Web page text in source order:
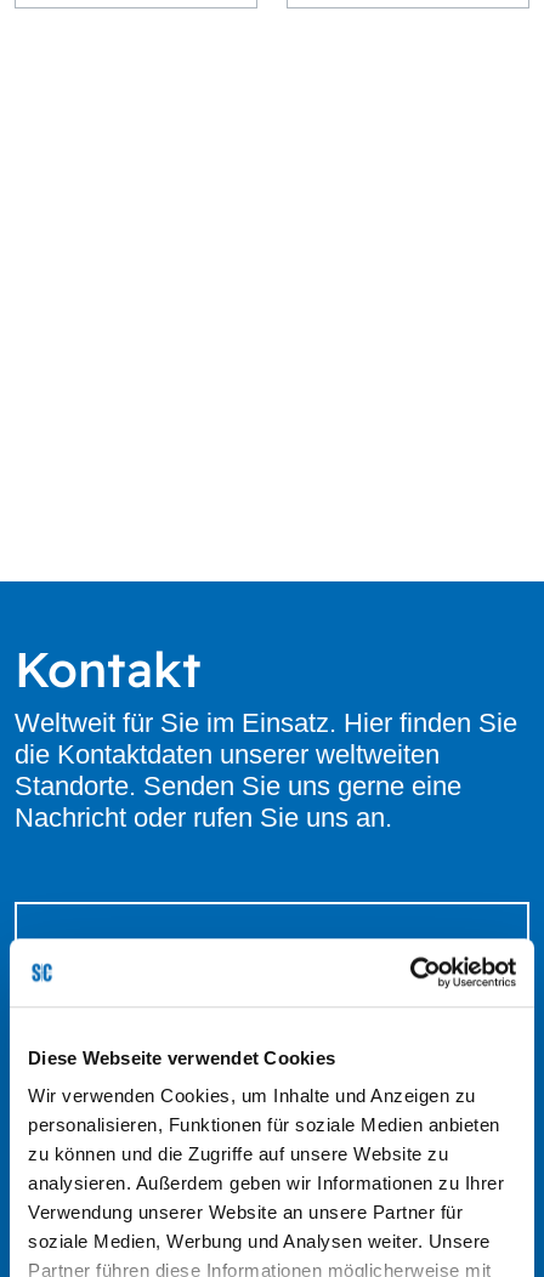
Diese Webseite verwendet Cookies
Wir verwenden Cookies, um Inhalte und Anzeigen zu
personalisieren, Funktionen für soziale Medien anbieten
zu können und die Zugriffe auf unsere Website zu
analysieren. Außerdem geben wir Informationen zu Ihrer
Verwendung unserer Website an unsere Partner für
soziale Medien, Werbung und Analysen weiter. Unsere
Partner führen diese Informationen möglicherweise mit
Kontakt
Weltweit für Sie im Einsatz. Hier finden Sie
die Kontaktdaten unserer weltweiten
Standorte. Senden Sie uns gerne eine
Nachricht oder rufen Sie uns an.
Tel: +49 2266 92-0